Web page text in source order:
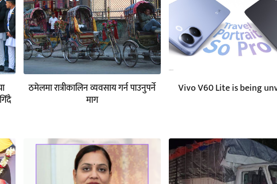
ठमेलमा रात्रीकालिन व्यवसाय गर्न पाउनुपर्ने
माग
Vivo V60 Lite is being